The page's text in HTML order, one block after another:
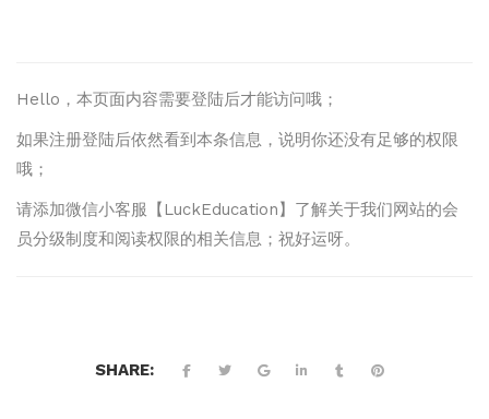
Hello，本页面内容需要登陆后才能访问哦；
如果注册登陆后依然看到本条信息，说明你还没有足够的权限
哦；
请添加微信小客服【LuckEducation】了解关于我们网站的会
员分级制度和阅读权限的相关信息；祝好运呀。
SHARE: